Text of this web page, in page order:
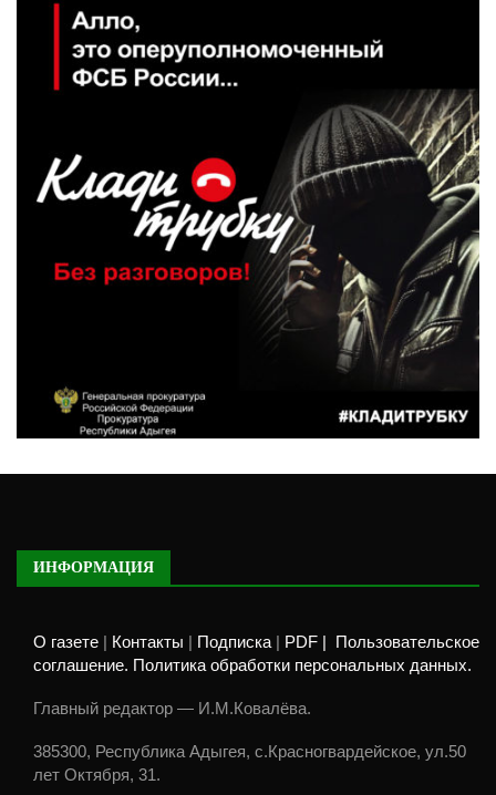
ИНФОРМАЦИЯ
О газете Контакты Подписка PDF |
Пользовательское
соглашение. Политика обработки персональных данных.
Главный редактор — И.М.Ковалёва.
385300, Республика Адыгея, с.Красногвардейское, ул.50
лет Октября, 31.